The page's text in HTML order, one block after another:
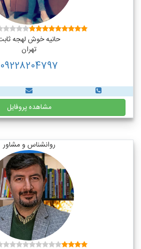
حانیه خوش لهجه
تهران
09228204797
مشاهده پروفایل
روانشناس و مشاور